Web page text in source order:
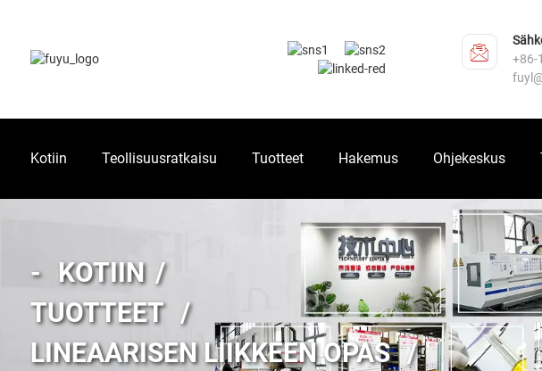
+86-
Kotiin Teollisuusratkaisu Tuotteet Hakemus Ohjekeskus
KOTIIN
TUOTTEET
LINEAARISEN LIIKKEEN OPAS